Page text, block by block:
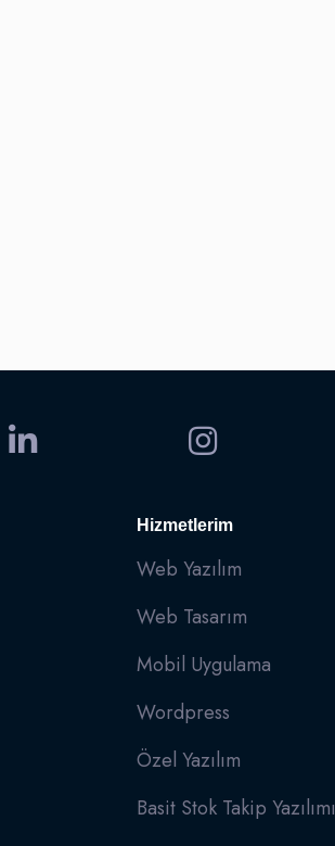
Hizmetlerim
Web Yazılım
Web Tasarım
Mobil Uygulama
Wordpress
Özel Yazılım
Basit Stok Takip Yazılımı